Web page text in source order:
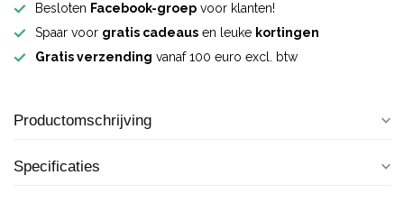
Besloten Facebook-groep voor klanten!
Spaar voor gratis cadeaus en leuke kortingen
Gratis verzending vanaf 100 euro excl. btw
Productomschrijving
Specificaties